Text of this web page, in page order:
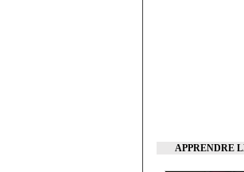
APPRENDRE